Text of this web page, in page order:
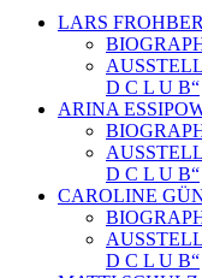
LARS
D C L U B“
ARINA
D C L U B“
CAROLINE
D C L U B“